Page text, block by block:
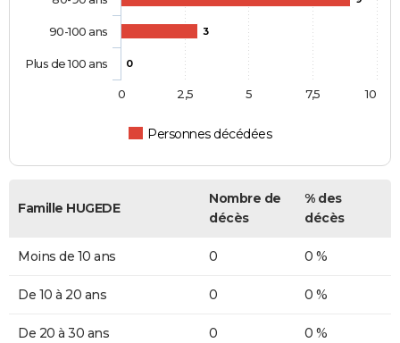
3
0
Personnes décédées
90-100 ans
Plus de 100 ans
0 10
2,5 5 7,5
Famille HUGEDE
Nombre de
décès
% des
décès
Moins de 10 ans 0 0 %
De 10 à 20 ans 0 0 %
De 20 à 30 ans 0 0 %